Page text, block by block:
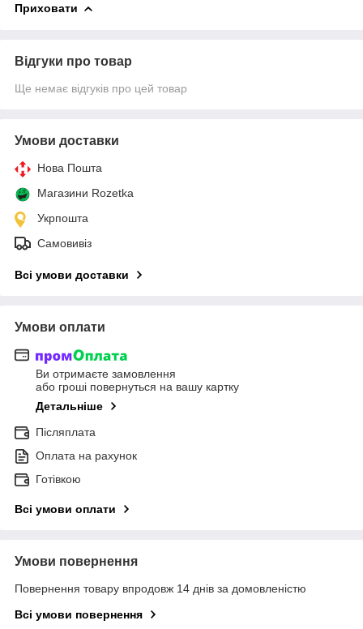
Приховати
Відгуки про товар
Ще немає відгуків про цей товар
Умови доставки
Нова Пошта
Магазини Rozetka
Укрпошта
Самовивіз
Всі умови доставки
Умови оплати
Ви отримаєте замовлення
або гроші повернуться на вашу картку
Детальніше
Післяплата
Оплата на рахунок
Готівкою
Всі умови оплати
Умови повернення
Повернення товару впродовж 14 днів за домовленістю
Всі умови повернення